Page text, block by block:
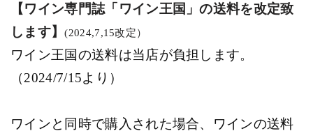
【ワイン専門誌「ワイン王国」の送料を改定致
します】(2024,7,15改定）
ワイン王国の送料は当店が負担します。
（2024/7/15より）
ワインと同時で購入された場合、ワインの送料